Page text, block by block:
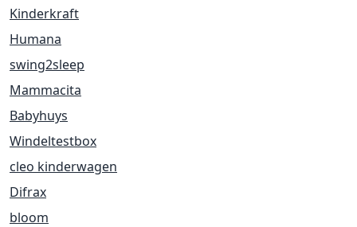
Kinderkraft
Humana
swing2sleep
Mammacita
Babyhuys
Windeltestbox
cleo kinderwagen
Difrax
bloom